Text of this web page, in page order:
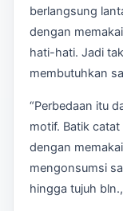
berlangsung
dengan
hati-hati. Jadi
membutuhkan
“Perbedaan itu
motif. Batik
dengan
mengonsumsi
hingga tujuh